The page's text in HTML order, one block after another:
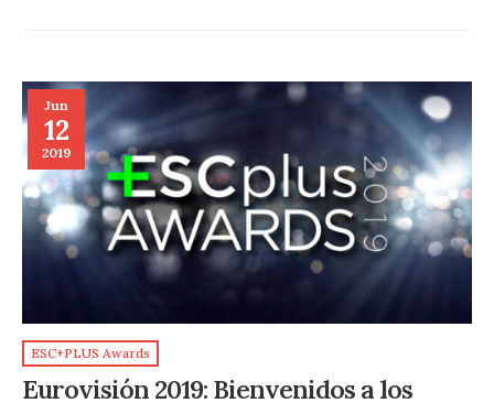
Jun
12
2019
ESC+PLUS Awards
Eurovisión 2019: Bienvenidos a los